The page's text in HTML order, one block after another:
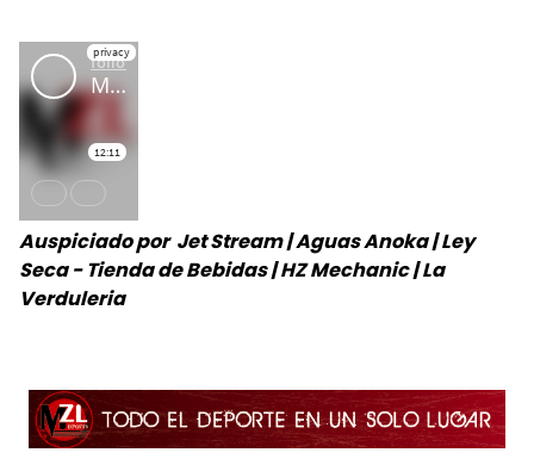
Auspiciado por Jet Stream | Aguas Anoka | Ley
Seca - Tienda de Bebidas | HZ Mechanic | La
Verduleria